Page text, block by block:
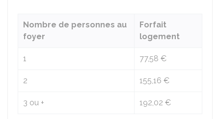
Nombre de personnes au
foyer
Forfait
logement
1 77,58 €
2 155,16 €
3 ou + 192,02 €